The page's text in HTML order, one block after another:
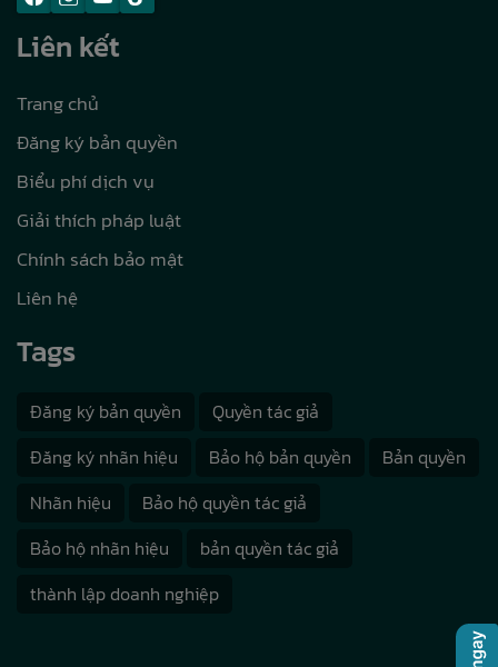
Liên kết
Trang chủ
Đăng ký bản quyền
Biểu phí dịch vụ
Giải thích pháp luật
Chính sách bảo mật
Liên hệ
Tags
Đăng ký bản quyền
Quyền tác giả
Đăng ký nhãn hiệu
Bảo hộ bản quyền
Bản quyền
Nhãn hiệu
Bảo hộ quyền tác giả
Bảo hộ nhãn hiệu
bản quyền tác giả
thành lập doanh nghiệp